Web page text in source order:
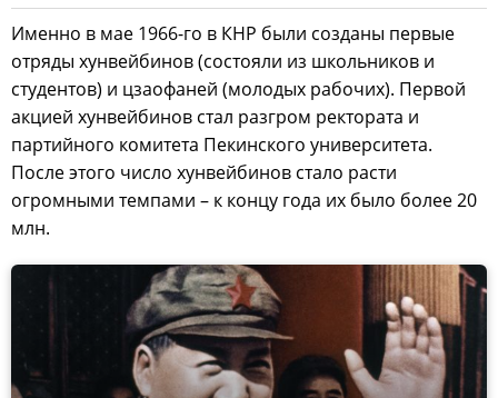
Именно в мае 1966-го в КНР были созданы первые
отряды хунвейбинов (состояли из школьников и
студентов) и цзаофаней (молодых рабочих). Первой
акцией хунвейбинов стал разгром ректората и
партийного комитета Пекинского университета.
После этого число хунвейбинов стало расти
огромными темпами – к концу года их было более 20
млн.